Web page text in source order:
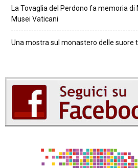
La Tovaglia del Perdono fa memoria di
Musei Vaticani
Una mostra sul monastero delle suore